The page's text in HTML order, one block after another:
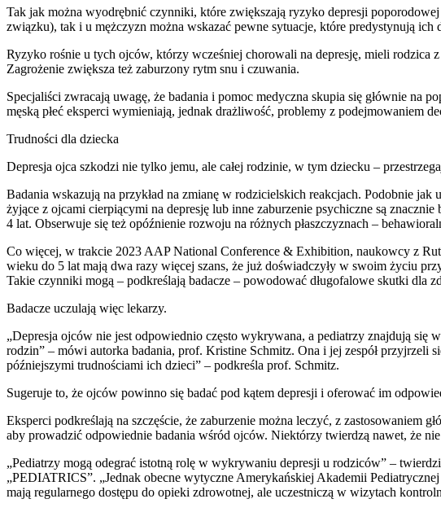
Tak jak można wyodrębnić czynniki, które zwiększają ryzyko depresji
związku), tak i u mężczyzn można wskazać pewne sytuacje, które predystynują
Ryzyko rośnie u tych ojców, którzy wcześniej chorowali na depresję, mieli rodzica
Zagrożenie zwiększa też zaburzony rytm snu i czuwania.
Specjaliści zwracają uwagę, że badania i pomoc medyczna skupia się głównie na
męską płeć eksperci wymieniają, jednak drażliwość, problemy z podejmowaniem
Trudności dla dziecka
Depresja ojca szkodzi nie tylko jemu, ale całej rodzinie, w tym dziecku –
Badania wskazują na przykład na zmianę w rodzicielskich reakcjach. Podobnie
żyjące z ojcami cierpiącymi na depresję lub inne zaburzenie psychiczne są
4 lat. Obserwuje się też opóźnienie rozwoju na różnych płaszczyznach –
Co więcej, w trakcie 2023 AAP National Conference & Exhibition, naukowcy z
wieku do 5 lat mają dwa razy więcej szans, że już doświadczyły w swoim życiu
Takie czynniki mogą – podkreślają badacze – powodować długofalowe skutki dla
Badacze uczulają więc lekarzy.
„Depresja ojców nie jest odpowiednio często wykrywana, a pediatrzy znajdują
rodzin” – mówi autorka badania, prof. Kristine Schmitz. Ona i jej zespół przyjrzeli
późniejszymi trudnościami ich dzieci” – podkreśla prof. Schmitz.
Sugeruje to, że ojców powinno się badać pod kątem depresji i oferować im
Eksperci podkreślają na szczęście, że zaburzenie można leczyć, z
aby prowadzić odpowiednie badania wśród ojców. Niektórzy twierdzą nawet, że
„Pediatrzy mogą odegrać istotną rolę w wykrywaniu depresji u rodziców” –
„PEDIATRICS”. „Jednak obecne wytyczne Amerykańskiej Akademii
mają regularnego dostępu do opieki zdrowotnej, ale uczestniczą w wizytach